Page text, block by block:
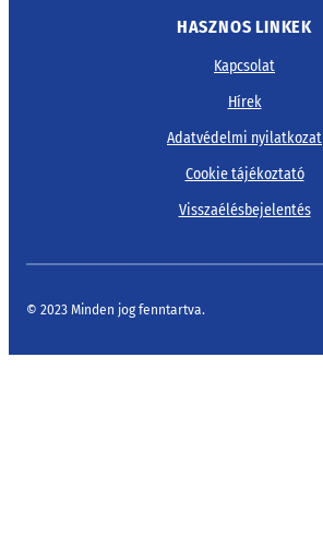
HASZNOS LINKEK
Kapcsolat
Hírek
Adatvédelmi nyilatkozat
Cookie tájékoztató
Visszaélésbejelentés
© 2023 Minden jog fenntartva.